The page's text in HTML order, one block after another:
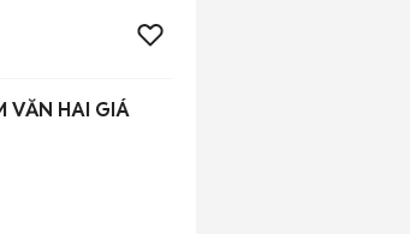
VĂN HAI GIÁ